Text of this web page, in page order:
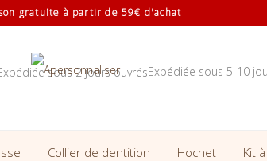
gratuite à partir de 59€ d'achat
Expédiée sous 5-10
Collier de dentition Hochet Kit